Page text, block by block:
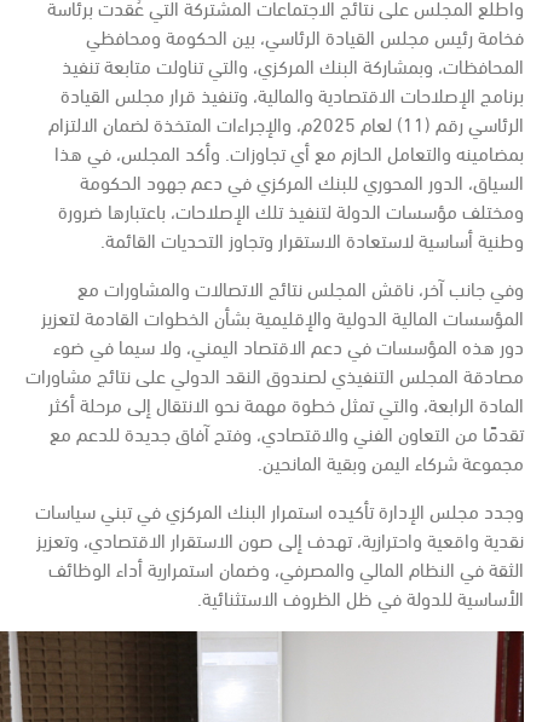
فخامة رئيس مجلس القيادة الرئاسي، بين الحكومة ومحافظي
المحافظات، وبمشاركة البنك المركزي، والتي تناولت متابعة تنفيذ
برنامج الإصلاحات الاقتصادية والمالية، وتنفيذ قرار مجلس القيادة
الرئاسي رقم (11) لعام 2025م، والإجراءات المتخذة لضمان الالتزام
بمضامينه والتعامل الحازم مع أي تجاوزات. وأكد المجلس، في هذا
السياق، الدور المحوري للبنك المركزي في دعم جهود الحكومة
ومختلف مؤسسات الدولة لتنفيذ تلك الإصلاحات، باعتبارها ضرورة
وطنية أساسية لاستعادة الاستقرار وتجاوز التحديات القائمة.
وفي جانب آخر، ناقش المجلس نتائج الاتصالات والمشاورات مع
المؤسسات المالية الدولية والإقليمية بشأن الخطوات القادمة لتعزيز
دور هذه المؤسسات في دعم الاقتصاد اليمني، ولا سيما في ضوء
مصادقة المجلس التنفيذي لصندوق النقد الدولي على نتائج مشاورات
المادة الرابعة، والتي تمثل خطوة مهمة نحو الانتقال إلى مرحلة أكثر
تقدمًا من التعاون الفني والاقتصادي، وفتح آفاق جديدة للدعم مع
مجموعة شركاء اليمن وبقية المانحين.
وجدد مجلس الإدارة تأكيده استمرار البنك المركزي في تبني سياسات
نقدية واقعية واحترازية، تهدف إلى صون الاستقرار الاقتصادي، وتعزيز
الثقة في النظام المالي والمصرفي، وضمان استمرارية أداء الوظائف
الأساسية للدولة في ظل الظروف الاستثنائية.